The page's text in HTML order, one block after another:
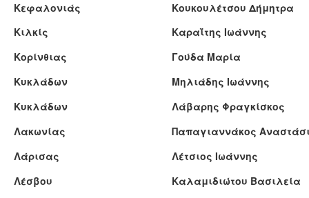
Κεφαλονιάς
Κουκουλέτσου Δήμητρα
Κιλκίς
Καραΐτης Ιωάννης
Κορίνθιας
Γούδα Μαρία
Κυκλάδων
Μηλιάδης Ιωάννης
Κυκλάδων
Λάβαρης Φραγκίσκος
Λακωνίας
Παπαγιαννάκος
Λάρισας
Λέτσιος Ιωάννης
Λέσβου
Καλαμιδιώτου Βασιλεία